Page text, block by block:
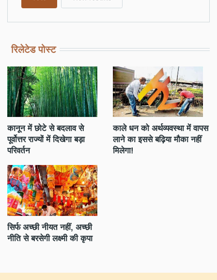
रिलेटेड पोस्ट
में छोटे से बदलाव से
राज्यों में दिखेगा बड़ा
काले धन को अर्थव्यवस्था में वापस
लाने का इससे बढ़िया मौका नहीं
मिलेगा!
अच्छी नीयत नहीं, अच्छी
से बरसेगी लक्ष्मी की कृपा
डॉ.
लैंगिक